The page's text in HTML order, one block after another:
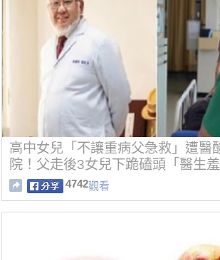
高中女兒「不讓重病父急救」遭醫
院！父走後3女兒下跪磕頭「醫生羞
4742觀看